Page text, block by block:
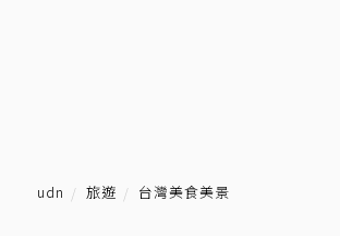
udn 旅遊 台灣美食美景